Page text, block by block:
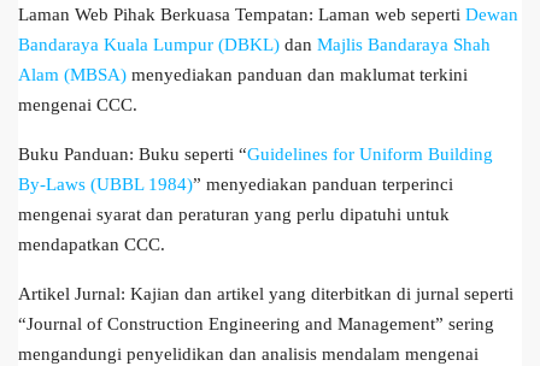
Laman Web Pihak Berkuasa Tempatan: Laman web seperti Dewan
Bandaraya Kuala Lumpur (DBKL) dan Majlis Bandaraya Shah
Alam (MBSA) menyediakan panduan dan maklumat terkini
mengenai CCC.
Buku Panduan: Buku seperti “Guidelines for Uniform Building
By-Laws (UBBL 1984)” menyediakan panduan terperinci
mengenai syarat dan peraturan yang perlu dipatuhi untuk
mendapatkan CCC.
Artikel Jurnal: Kajian dan artikel yang diterbitkan di jurnal seperti
“Journal of Construction Engineering and Management” sering
mengandungi penyelidikan dan analisis mendalam mengenai